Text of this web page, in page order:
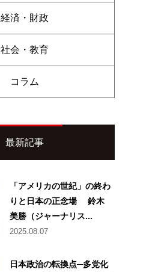
経済・財政
社会・教育
コラム
最新記事
「アメリカの世紀」の終わ
りと日本の正念場 鈴木
美勝（ジャーナリス...
2025.08.07
日本政治の転換点─多党化